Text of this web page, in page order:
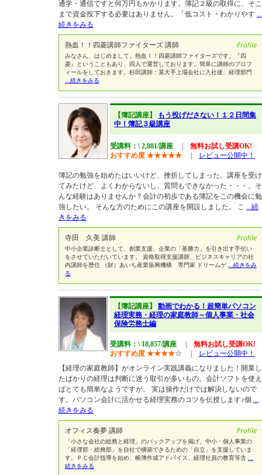
通学・通信ですと何万円もかかります。簿記２級の取得に、そこ
まで資金投下する必要はありません。「低コスト・わかりやす ...
続きをみる
熱血！！四菱講師ファイターズ 講師
みなさん、はじめまして。熱血！！四菱講師ファイターズです。『四
菱』ということもあり、四人で運営しております。簡単に講師のプロフ
ィールをしておきます。杉田講師：某大手上場会社に入社後、経理部門
...続きをみる
【簿記講座】
もう投げださない！１２日間集
中！簿記３級講座
受講料：\ 2,881/講座
無料お試し受講OK!
おすすめ度 ★★★★★ レビュー公開中！
簿記の勉強を始めたはいいけど、挫折してしまった。講座を受け
てみたけど、よくわからないし、質問もできなかった・・・。そ
んな経験はありませんか？会計の初歩である簿記をこの機会に勉
強したい。 そんな方のためにこの講座を開設しました。 こ ...続
きをみる
寺田 久美 講師
中小企業診断士として、創業支援、企業の「基勝力」を引き出す手伝い
をさせていただいています。 資格取得支援講師、ビジネスキャリアの社
内講師を歴任 （財）あいち産業振興機構 専門家 ドリームゲ
...続きをみ
る
【簿記講座】 動画でわかる！超簡単パソコン
経理実務・経理の家庭教師～個人事業・社会
保険労務士編
受講料：\ 18,857/講座
無料お試し受講OK!
おすすめ度 ★★★★☆
レビュー公開中！
【経理の家庭教師】がオンライン実践講義になりました！開業し
たばかりの経理は判断に迷う取引が多いもの。会計ソフトを使え
ばとても簡単なようですが、 実は操作だけでは解決しないので
す。パソコン会計に活かせる経理実務のコツを伝授します♪個 ...
続きをみる
オフィス奏夢 講師
「小さな会社の総務と経理」のバックアップを掲げ、中小・個人事業の
「経理部・総務部」を自社で構築できるための「自立」を支援していま
す。ＰＣ会計指導を始め、帳簿作成アドバイス、経理社員の教育等含
続きをみる